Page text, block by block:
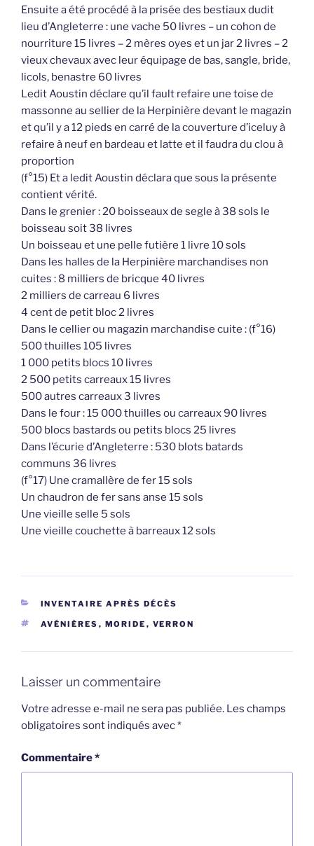
Ensuite a été procédé à la prisée des bestiaux dudit
lieu d’Angleterre : une vache 50 livres – un cohon de
nourriture 15 livres – 2 mères oyes et un jar 2 livres – 2
vieux chevaux avec leur équipage de bas, sangle, bride,
licols, benastre 60 livres
Ledit Aoustin déclare qu’il fault refaire une toise de
massonne au sellier de la Herpinière devant le magazin
et qu’il y a 12 pieds en carré de la couverture d’iceluy à
refaire à neuf en bardeau et latte et il faudra du clou à
proportion
(f°15) Et a ledit Aoustin déclara que sous la présente
contient vérité.
Dans le grenier : 20 boisseaux de segle à 38 sols le
boisseau soit 38 livres
Un boisseau et une pelle futière 1 livre 10 sols
Dans les halles de la Herpinière marchandises non
cuites : 8 milliers de bricque 40 livres
2 milliers de carreau 6 livres
4 cent de petit bloc 2 livres
Dans le cellier ou magazin marchandise cuite : (f°16)
500 thuilles 105 livres
1 000 petits blocs 10 livres
2 500 petits carreaux 15 livres
500 autres carreaux 3 livres
Dans le four : 15 000 thuilles ou carreaux 90 livres
500 blocs bastards ou petits blocs 25 livres
Dans l’écurie d’Angleterre : 530 blots batards
communs 36 livres
(f°17) Une cramallère de fer 15 sols
Un chaudron de fer sans anse 15 sols
Une vieille selle 5 sols
Une vieille couchette à barreaux 12 sols
CATÉGORIES
INVENTAIRE APRÈS DÉCÈS
ÉTIQUETTES
AVÉNIÈRES , MORIDE , VERRON
Laisser un commentaire
Votre adresse e-mail ne sera pas publiée. Les champs
obligatoires sont indiqués avec*
Commentaire*